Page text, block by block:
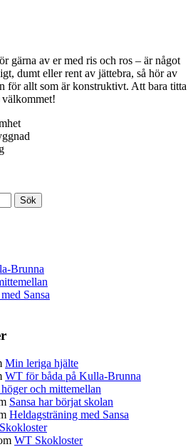
gärna av er med ris och ros – är något
dumt eller rent av jättebra, så hör av
för allt som är konstruktivt. Att bara titta
välkommet!
Brunna
Sansa
Min leriga hjälte
WT för båda på Kulla-Brunna
och mittemellan
Sansa har börjat skolan
Heldagsträning med Sansa
WT Skokloster